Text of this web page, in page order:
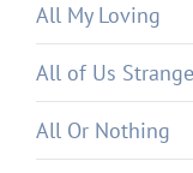
All My Loving
All of Us
All Or Nothing